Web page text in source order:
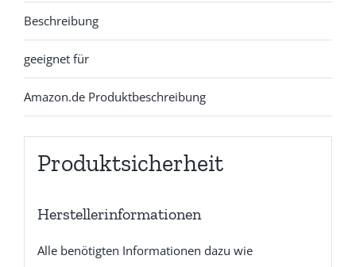
Beschreibung
geeignet für
Amazon.de Produktbeschreibung
Produktsicherheit
Herstellerinformationen
Alle benötigten Informationen dazu wie